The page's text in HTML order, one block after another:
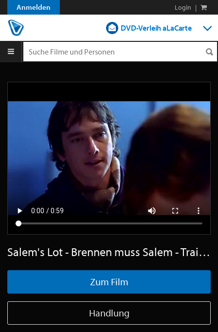
Anmelden Login |
DVD-Verleih aLaCarte
Salem's Lot - Brennen muss Salem - Trailer Englisch SD
Zum Film
Handlung